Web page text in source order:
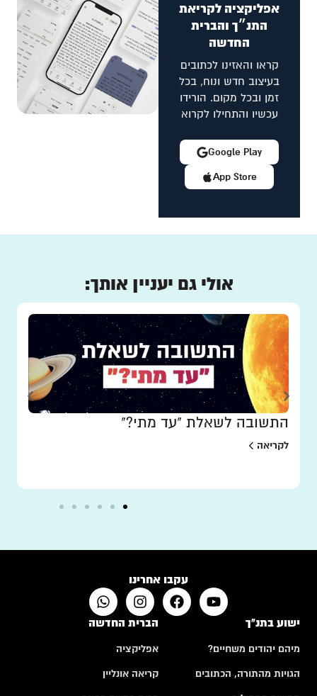
אפליקציה לקריאת
התנ״ך והברית
החדשה
קראו והאזינו לכתובים
בעיצוב חדש ונוח, בכל
זמן ובכל מקום. הורידו
עכשיו והתחילו לקרוא
App Store
Google Play
אולי גם יעניין אותך:
התשובה לשאלת "עד מתי?"
לקריאה
עקבו אחרינו
ישוע בתנ"ך
מיהם יהודים משחיים?
הגויות מהתורה, הכתובים
הברית החדשה
אפליקציה
קריאה אונליין